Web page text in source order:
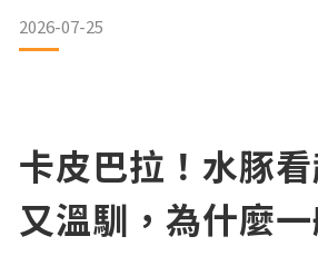
藏成本，讓你在心動之前先了解真實情
了解各國法規在考慮是否飼養藪貓之前，
2026-07-25
卡皮巴拉！水豚
又溫馴，為什麼